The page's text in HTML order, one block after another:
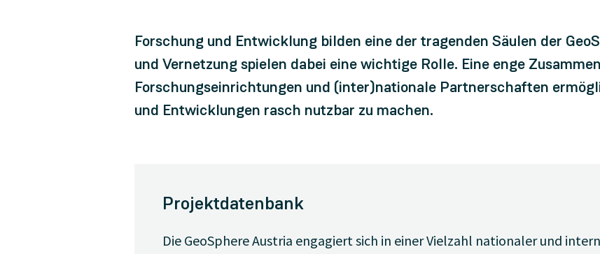
Forschung und Entwicklung bilden eine der tragenden Säulen der
und Vernetzung spielen dabei eine wichtige Rolle. Eine enge
Forschungseinrichtungen und (inter)nationale Partnerschaften
und Entwicklungen rasch nutzbar zu machen.
Projektdatenbank
Die GeoSphere Austria engagiert sich in einer Vielzahl nationaler und